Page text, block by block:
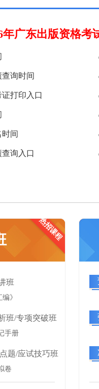
年广东出版资格考
询时间
打印入口
间
询入口
热招课程
证
班
》
班/专项突破班
手册
题/应试技巧班
卷